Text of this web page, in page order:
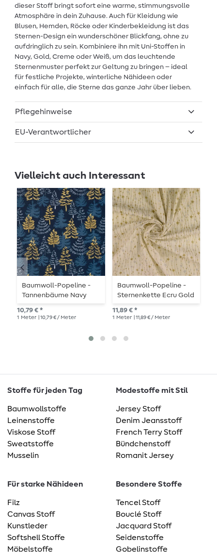
dieser Stoff bringt sofort eine warme, stimmungsvolle
Atmosphäre in dein Zuhause. Auch für Kleidung wie
Blusen, Hemden, Röcke oder Kinderbekleidung ist das
Sternen-Design ein wunderschöner Blickfang, ohne zu
aufdringlich zu sein. Kombiniere ihn mit Uni-Stoffen in
Navy, Gold, Creme oder Weiß, um das leuchtende
Sternenmuster perfekt zur Geltung zu bringen – ideal
für festliche Projekte, winterliche Nähideen oder
einfach für alle, die Sterne das ganze Jahr über lieben.
Pflegehinweise
EU-Verantwortlicher
Vielleicht auch Interessant
Baumwoll-Popeline -
Tannenbäume Navy
Gold
10,79 € *
1 Meter | 10,79 € / Meter
Baumwoll-Popeline -
Sternenkette Ecru Gold
Silber
11,89 € *
1 Meter | 11,89 € / Meter
Stoffe für jeden Tag
Baumwollstoffe
Leinenstoffe
Viskose Stoff
Sweatstoffe
Musselin
Modestoffe mit Stil
Jersey Stoff
Denim Jeansstoff
French Terry Stoff
Bündchenstoff
Romanit Jersey
Für starke Nähideen
Filz
Canvas Stoff
Kunstleder
Softshell Stoffe
Möbelstoffe
Besondere Stoffe
Tencel Stoff
Bouclé Stoff
Jacquard Stoff
Seidenstoffe
Gobelinstoffe